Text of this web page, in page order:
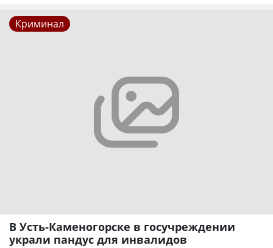
Криминал
В Усть-Каменогорске в госучреждении
украли пандус для инвалидов